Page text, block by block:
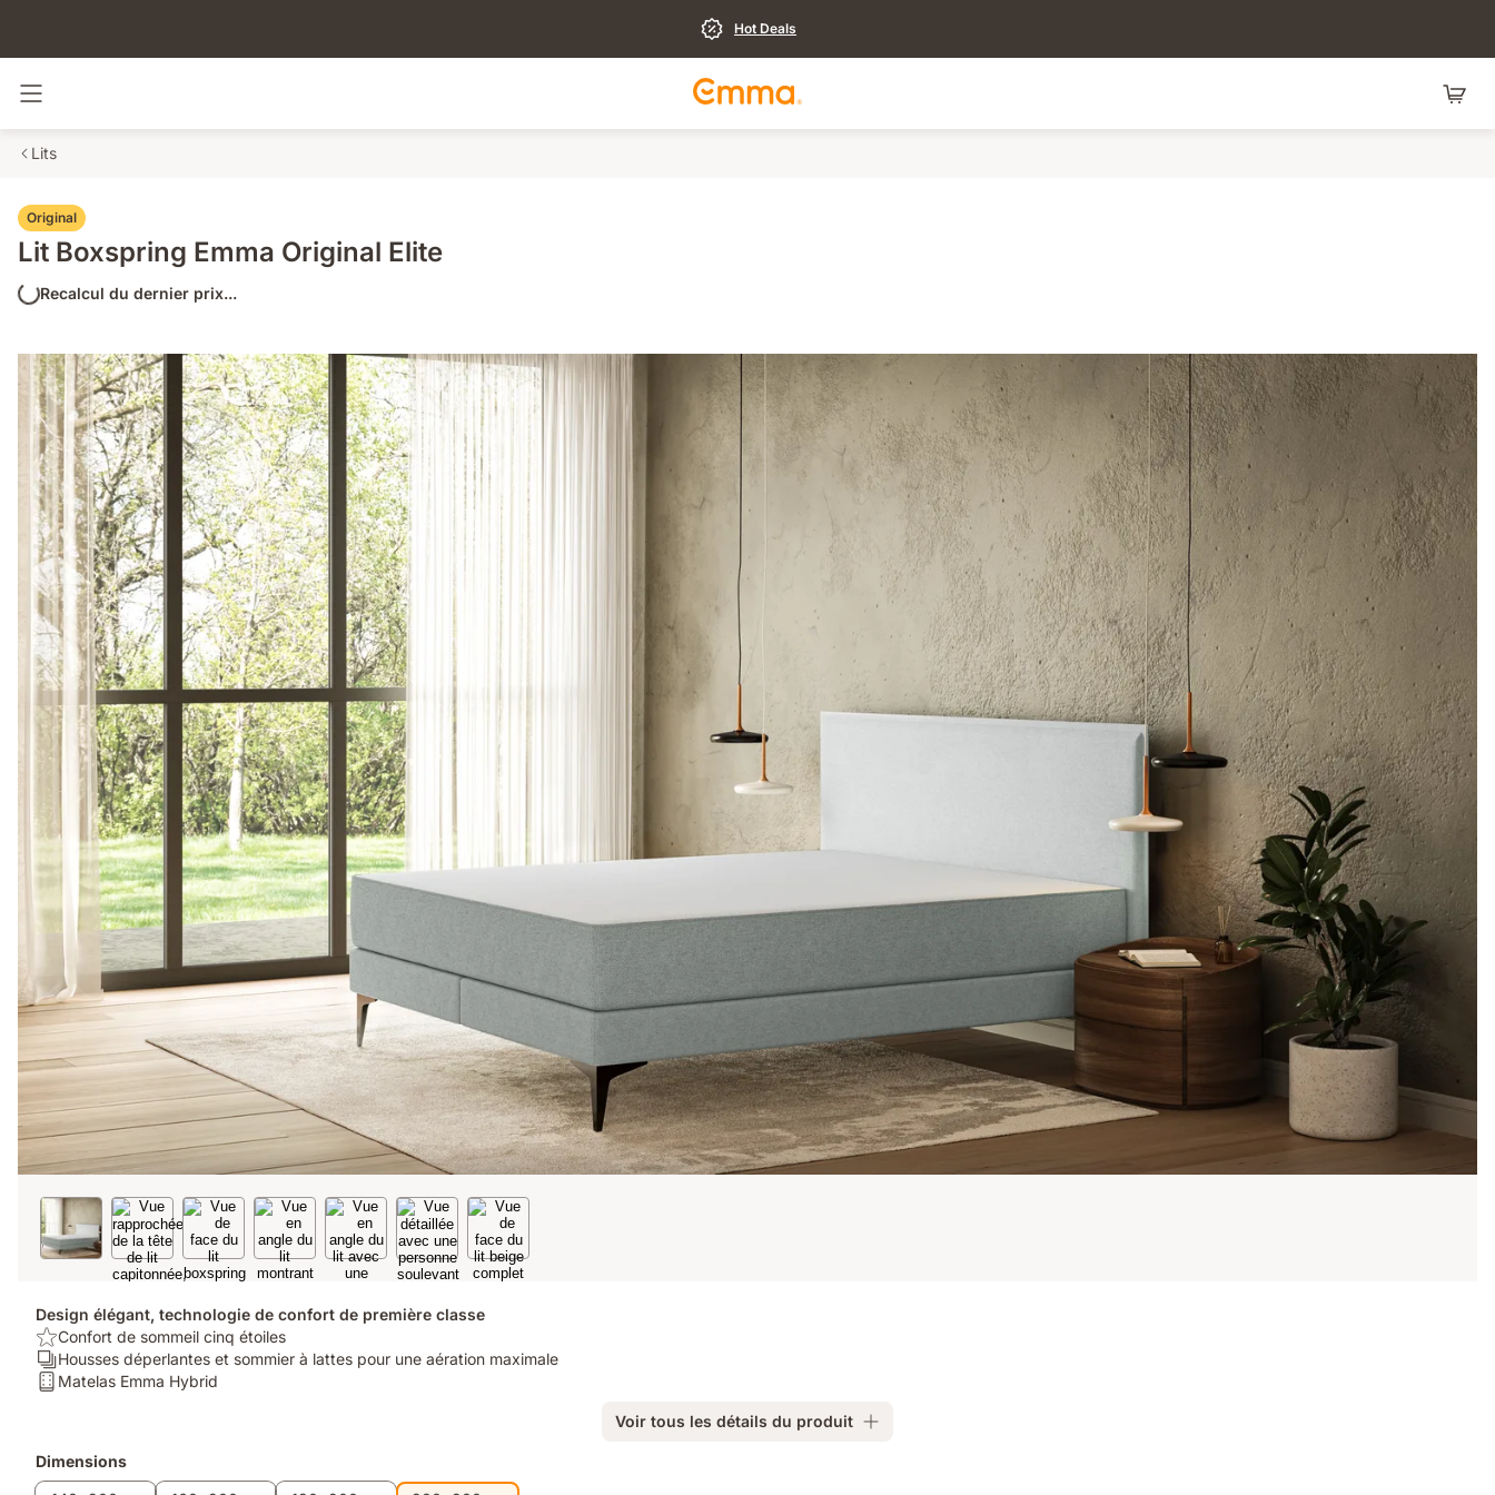
Hot Deals
Lits
Original
Lit Boxspring Emma Original Elite
Recalcul du dernier prix...
Design élégant, technologie de confort de première classe
USP/Benefit:
Confort
de
Confort de sommeil cinq étoiles
Ergonomie/Zones:
Housses
à
lattes
Housses déperlantes et sommier à lattes pour une aération maximale
Matelas:
Matelas Emma Hybrid
Voir tous les détails du produit
Produits
supplémentaires
Dimensions